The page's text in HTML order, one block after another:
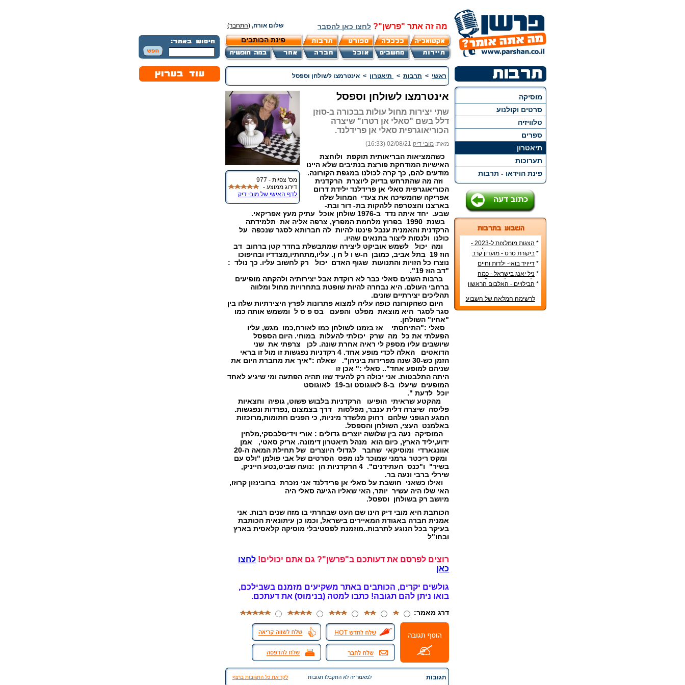
מה זה אתר "פרשן"? לחצו כאן להסבר שלום אורח, (התחבר)
פינת הכותבים
מוסיקה
סרטים וקולנוע
טלוויזיה
ספרים
תיאטרון
תערוכות
פינת הוידאו - תרבות
*
הצגות מומלצות ל-2023 -
הרשימה הטובה ביותר!
* ביקורת סרט - מועדון קרב
* דייויד בואי- ילדות וחיים
אישיים
* ניל יאנג בישראל - כמה
עולה כרטיס להופעה?
* הבילויים - האלבום הראשון
לרשימה המלאה של השבוע
ראשי > תרבות > תיאטרון > אינטרמצו לשולחן וספסל
מס' צפיות - 977
דירוג ממוצע -
לדף האישי של מובי דיק
אינטרמצו לשולחן וספסל
שתי יצירות מחול עולות בבכורה ב-סוזן
דלל בשם "סאלי אן רטרו" שיצרה
הכוריאוגרפית סאלי אן פרידלנד.
מאת: מובי דיק 02/08/21 (16:33)
כשהמציאות הבריאותית תוקפת ולוחצת
האישיות המודחקת פורצת בנתיבים שלא היינו
מודעים להם, כך קרה לכולנו במגפת הקורונה.
וזה מה שהתרחש בדיוק ליוצרת הרקדנית
הכוריאוגרפית סאלי אן פרידלנד ילידת דרום
אפריקה שהמשיכה את צעדי המחול שלה
בארצנו והצטרפה ללהקות בת- דור ובת-
שבע. יחד איתה נדד ב-1976 שולחן אוכל עתיק מעץ אפריקאי.
בשנת 1990 בפרוץ מלחמת המפרץ, צרפה אליה את תלמידתה
הרקדנית והאמנית ענבל פינטו להיות לה חברותא לסגר שנכפה על
כולנו ולנסות ליצור בתנאים שהיו.
ומה יכול לשמש אוביקט ליצירה שמתבשלת בחדר קטן ברחוב דב
הוז 19 בתל אביב, כמובן ה-ש ו ל ח ן. עליו,מתחתיו,מצדדיו ובהיפוכו
נוצרו כל הזויות והתנועות שגוף האדם יכול רק לחשוב עליו. כך נולד :
"דב הוז 19".
ברבות השנים סאלי כבר לא רוקדת אבל יצירותיה ולהקתה מופיעים
ברחבי העולם. היא נבחרה להיות שופטת בתחרויות מחול ומלווה
תהליכים יצירתיים שונים.
היום כשהקורונה כופה עליה למצוא פתרונות לפרץ היצירתיות שלה בין
סגר לסגר היא מוצאת מפלט והפעם בס פ ס ל ומשמש אותה כמו
"אחיו" השולחן.
סאלי :"התיחסתי אז בזמנו לשולחן כמו לאורח,כמו מגש, עליו
הפעלתי את כל מה שרק יכולתי להעלות במוחי. היום הספסל
שיושבים עליו מספק לי ראיה אחרת שונה. לכן צרפתי את שני
הדואטים האלה לכדי מופע אחד. 4 רקדניות נפגשות זו מול זו בראי
הזמן כש-30 שנה מפרידות ביניהן". שאלה :"איך את מחברת היום את
שניהם למופע אחד".. סאלי :" אכן זו
היתה התלבטות. אני יכולה רק להעיד שזו תהיה הפתעה ומי שיגיע לאחד
המופעים שיעלו ב-8 לאוגוסט וב-19 לאוגוסט
יוכל לדעת ".
מהקטע שראיתי הופיעו הרקדניות בלבוש פשוט, גופיה וחצאיות
פליסה שיצרה דלית ענבר, מפלסות דרך בצמצום ,נפרדות ונפגשות.
המגע הגופני שלהם רחוק מלשדר מיניות, כי הפנים חתומות,מרוכזות
באלמנט העצי, השולחן והספסל.
המוסיקה נעה בין שלושה יוצרים גדולים : אורי וידיסלבסקי,מלחין
ידוע,יליד הארץ, כיום הוא מנהל תיאטרון דימונה. אריק סאטי, אמן
ומקס ריכטר גרמני שמוכר לנו מפס הסרטים של אבי פולמן "ולס עם
בשיר" ו"כנס העתידנים". 4 הרקדניות הן :נועה שביט,נטע הייניק,
שירלי ברבי ונעה בר.
ואילו כשאני חושבת על סאלי אן פרידלנד אני נזכרת ברובינזון קרוזו,
האי שלו היה עשיר יותר, האי שאליו הגיעה סאלי היה
מיושב רק בשולחן וספסל.
הכותבת היא מובי דיק הינו שם העט שבחרתי בו מזה שנים רבות. אני
אמנית חברה באגודת המאיירים בישראל, וכמו כן עיתונאית הכותבת
בעיקר בכל הנוגע לתרבות..מוזמנת לפסטיבלי מוסיקה קלאסית בארץ
ובחו"ל
רוצים לפרסם את דעותכם ב"פרשן"? גם אתם יכולים! לחצו
כאן
גולשים יקרים, הכותבים באתר משקיעים מזמנם בשבילכם,
בואו ניתן להם תגובה! כתבו למטה (בנימוס) את דעתכם.
דרג מאמר:
תגובות למאמר זה לא התקבלו תגובות לקריאת כל התגובות ברצף